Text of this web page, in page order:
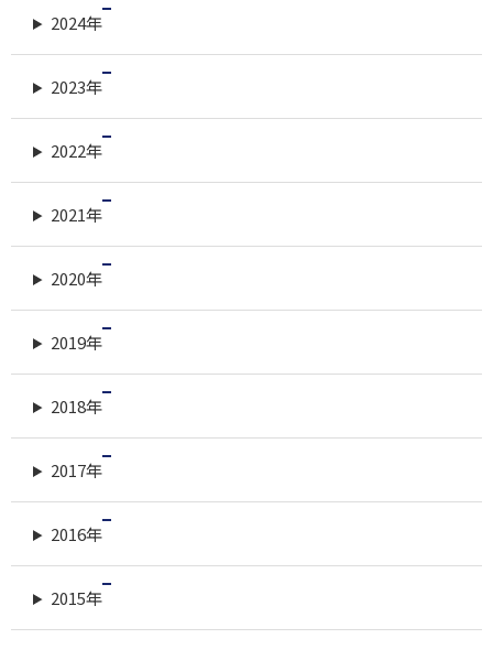
2024年
2023年
2022年
2021年
2020年
2019年
2018年
2017年
2016年
2015年